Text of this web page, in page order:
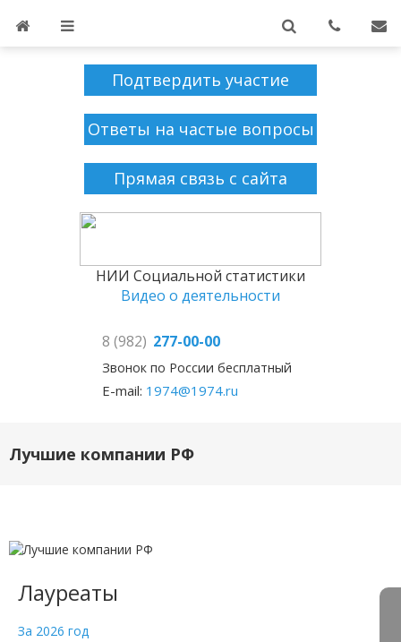
Подтвердить участие
Ответы на частые вопросы
Прямая связь с сайта
НИИ Социальной статистики
Видео о деятельности
8 (982) 277-00-00
Звонок по России бесплатный
E-mail: 1974@1974.ru
Лучшие компании РФ
Лауреаты
За 2026 год